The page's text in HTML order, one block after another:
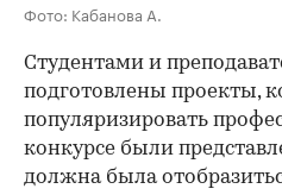
Фото: Кабанова А.
Студентами и
подготовлены проекты,
популяризировать
конкурсе были
должна была